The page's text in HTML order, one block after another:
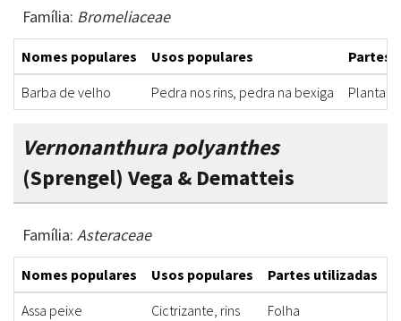
Família: Bromeliaceae
Nomes populares Usos populares
Partes
Barba de velho
Pedra nos rins, pedra na bexiga Planta
Vernonanthura polyanthes
(Sprengel) Vega & Dematteis
Família: Asteraceae
Nomes populares Usos populares Partes utilizadas
Assa peixe
Cictrizante, rins Folha